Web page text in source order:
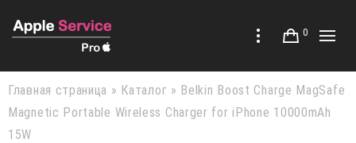
0
Главная страница » Каталог » Belkin Boost Charge MagSafe
Magnetic Portable Wireless Charger for iPhone 10000mAh
15W